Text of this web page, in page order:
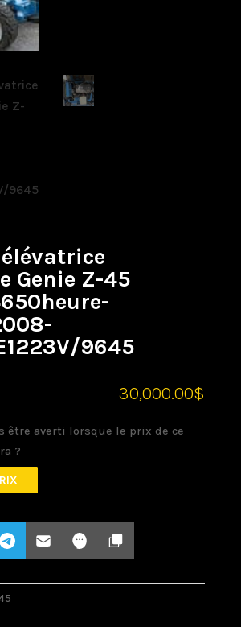
Genie Z-45
9645
30,000.00$
être averti lorsque le prix de ce
?